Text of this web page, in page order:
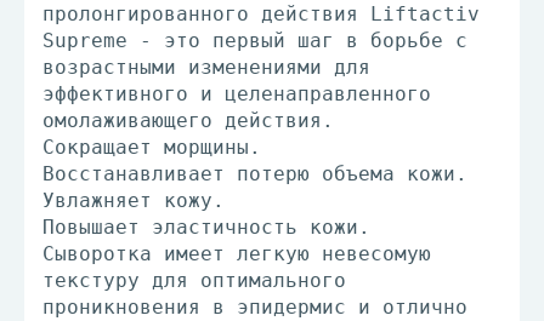
пролонгированного действия Liftactiv
Supreme - это первый шаг в борьбе с
возрастными изменениями для
эффективного и целенаправленного
омолаживающего действия.
Сокращает морщины.
Восстанавливает потерю объема кожи.
Увлажняет кожу.
Повышает эластичность кожи.
Сыворотка имеет легкую невесомую
текстуру для оптимального
проникновения в эпидермис и отлично